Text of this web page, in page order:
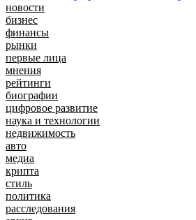
новости
бизнес
финансы
рынки
первые лица
мнения
рейтинги
биографии
цифровое развитие
наука и технологии
недвижимость
авто
медиа
крипта
стиль
политика
расследования